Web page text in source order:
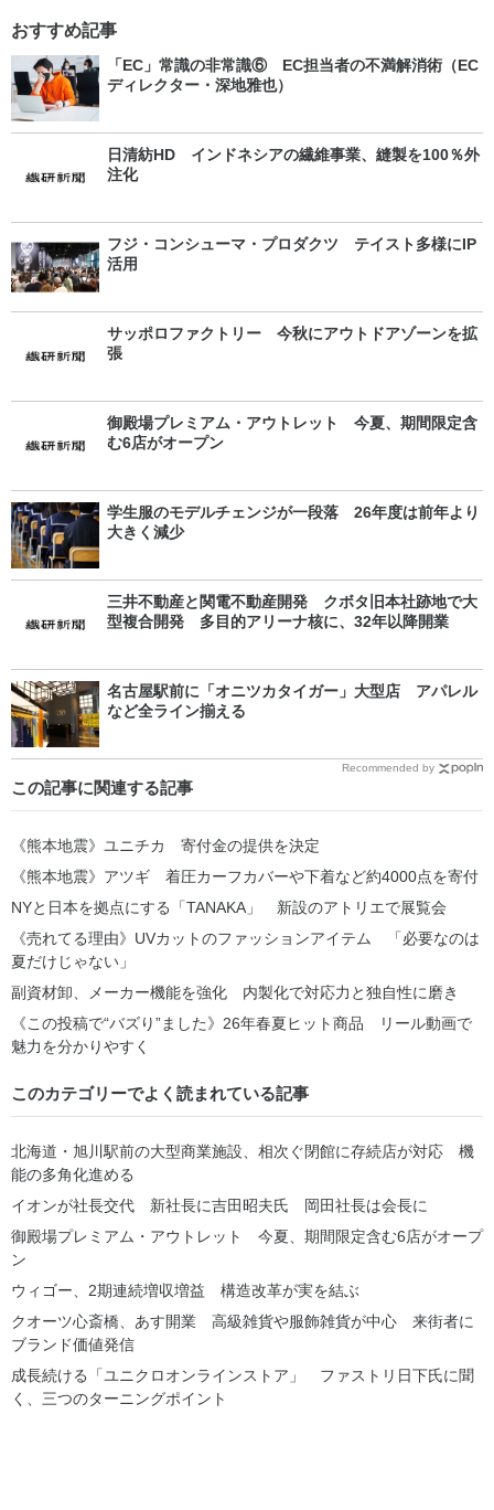
おすすめ記事
「EC」常識の非常識⑥ EC担当者の不満解消術（EC
ディレクター・深地雅也）
日清紡HD インドネシアの繊維事業、縫製を100％外
注化
フジ・コンシューマ・プロダクツ テイスト多様にIP
活用
サッポロファクトリー 今秋にアウトドアゾーンを拡
張
御殿場プレミアム・アウトレット 今夏、期間限定含
む6店がオープン
学生服のモデルチェンジが一段落 26年度は前年より
大きく減少
三井不動産と関電不動産開発 クボタ旧本社跡地で大
型複合開発 多目的アリーナ核に、32年以降開業
名古屋駅前に「オニツカタイガー」大型店 アパレル
など全ライン揃える
Recommended by
この記事に関連する記事
《熊本地震》ユニチカ 寄付金の提供を決定
《熊本地震》アツギ 着圧カーフカバーや下着など約4000点を寄付
NYと日本を拠点にする「TANAKA」 新設のアトリエで展覧会
《売れてる理由》UVカットのファッションアイテム 「必要なのは
夏だけじゃない」
副資材卸、メーカー機能を強化 内製化で対応力と独自性に磨き
《この投稿で“バズり”ました》26年春夏ヒット商品 リール動画で
魅力を分かりやすく
このカテゴリーでよく読まれている記事
北海道・旭川駅前の大型商業施設、相次ぐ閉館に存続店が対応 機
能の多角化進める
イオンが社長交代 新社長に吉田昭夫氏 岡田社長は会長に
御殿場プレミアム・アウトレット 今夏、期間限定含む6店がオープ
ン
ウィゴー、2期連続増収増益 構造改革が実を結ぶ
クオーツ心斎橋、あす開業 高級雑貨や服飾雑貨が中心 来街者に
ブランド価値発信
成長続ける「ユニクロオンラインストア」 ファストリ日下氏に聞
く、三つのターニングポイント